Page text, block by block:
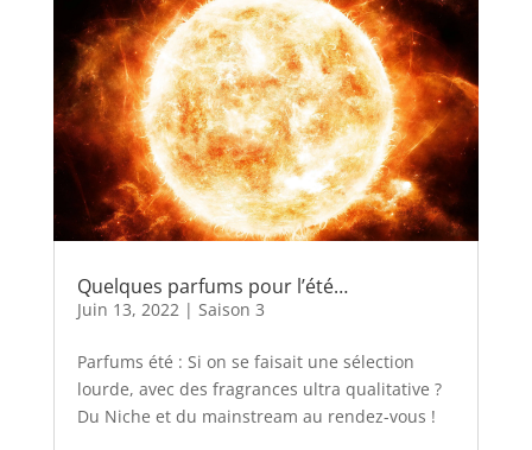
Quelques parfums pour l’été…
Juin 13, 2022| Saison 3
Parfums été : Si on se faisait une sélection
lourde, avec des fragrances ultra qualitative ?
Du Niche et du mainstream au rendez-vous !